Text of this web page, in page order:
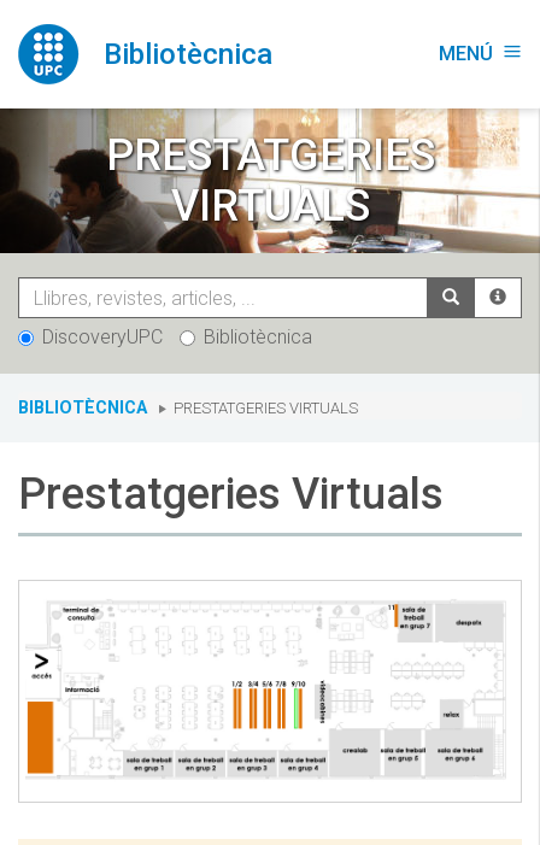
contingut
Bibliotècnica MENÚ menu
PRESTATGERIES
VIRTUALS
DiscoveryUPC Bibliotècnica
You
BIBLIOTÈCNICA PRESTATGERIES VIRTUALS
Prestatgeries Virtuals